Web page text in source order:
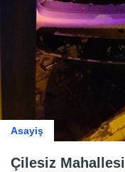
Asayiş
Çilesiz